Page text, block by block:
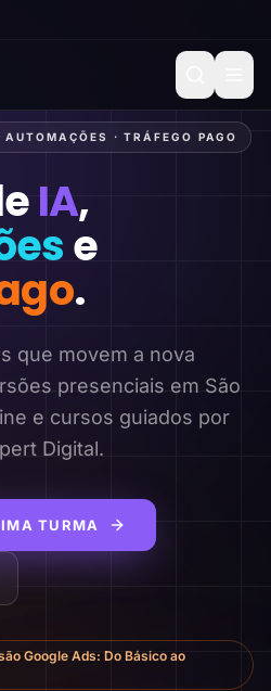
· TRÁFEGO PAGO
IA,
e
.
que movem a nova
presenciais em São
e cursos guiados por
Digital.
TURMA
Google Ads: Do Básico ao